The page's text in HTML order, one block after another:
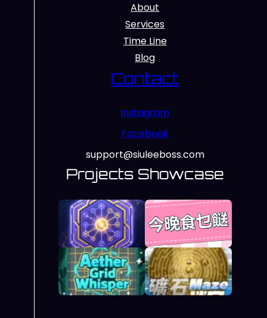
About
Services
Time Line
Blog
Contact
Instagram
Facebook
support@siuleeboss.com
Projects Showcase